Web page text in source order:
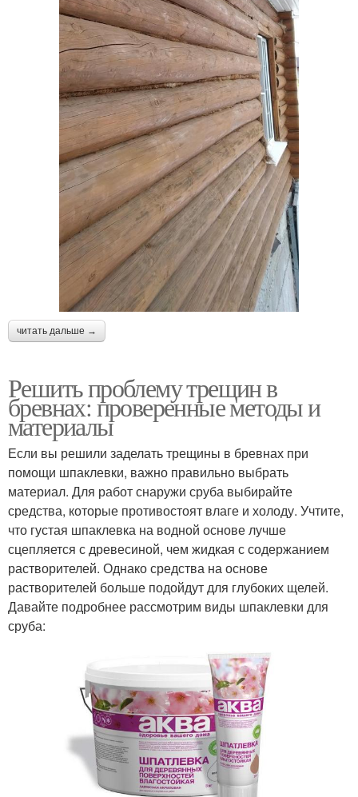
читать дальше →
Решить проблему трещин в
бревнах: проверенные методы и
материалы
Если вы решили заделать трещины в бревнах при
помощи шпаклевки, важно правильно выбрать
материал. Для работ снаружи сруба выбирайте
средства, которые противостоят влаге и холоду. Учтите,
что густая шпаклевка на водной основе лучше
сцепляется с древесиной, чем жидкая с содержанием
растворителей. Однако средства на основе
растворителей больше подойдут для глубоких щелей.
Давайте подробнее рассмотрим виды шпаклевки для
сруба: